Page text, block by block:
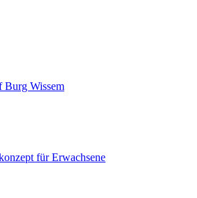
Burg Wissem
für Erwachsene